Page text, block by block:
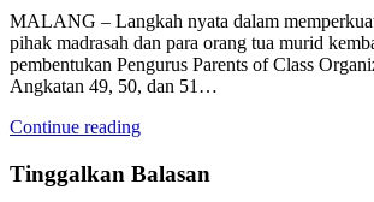
MALANG – Langkah nyata dalam
pihak madrasah dan para orang tua murid
pembentukan Pengurus Parents of Class
Angkatan 49, 50, dan 51…
Continue reading
Tinggalkan Balasan